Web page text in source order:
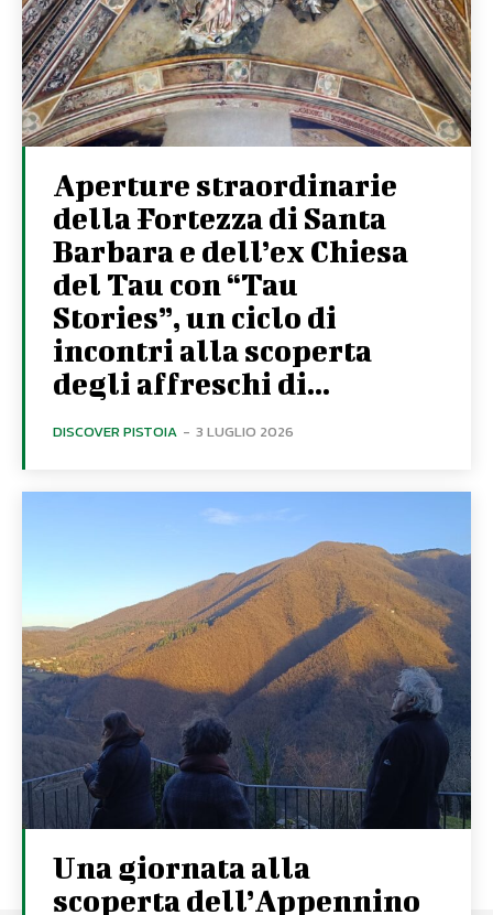
Aperture straordinarie
della Fortezza di Santa
Barbara e dell’ex Chiesa
del Tau con “Tau
Stories”, un ciclo di
incontri alla scoperta
degli affreschi di...
DISCOVER PISTOIA - 3 LUGLIO 2026
Una giornata alla
scoperta dell’Appennino